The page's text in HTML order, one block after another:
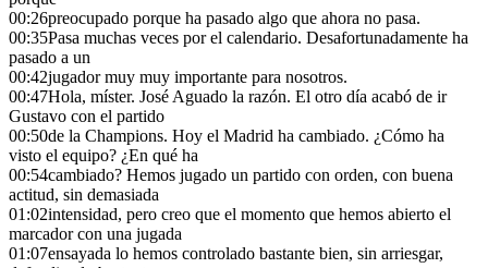
00:26preocupado porque ha pasado algo que ahora no pasa.
00:35Pasa muchas veces por el calendario. Desafortunadamente ha
pasado a un
00:42jugador muy muy importante para nosotros.
00:47Hola, míster. José Aguado la razón. El otro día acabó de ir
Gustavo con el partido
00:50de la Champions. Hoy el Madrid ha cambiado. ¿Cómo ha
visto el equipo? ¿En qué ha
00:54cambiado? Hemos jugado un partido con orden, con buena
actitud, sin demasiada
01:02intensidad, pero creo que el momento que hemos abierto el
marcador con una jugada
01:07ensayada lo hemos controlado bastante bien, sin arriesgar,